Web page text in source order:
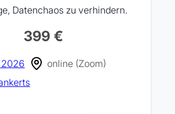
Datenchaos zu verhindern.
399 €
2026
online (Zoom)